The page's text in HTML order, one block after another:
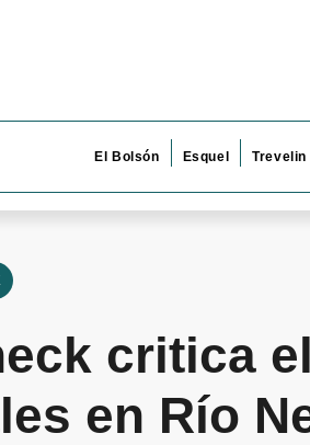
El Bolsón Esquel Trevelin
critica
en Río